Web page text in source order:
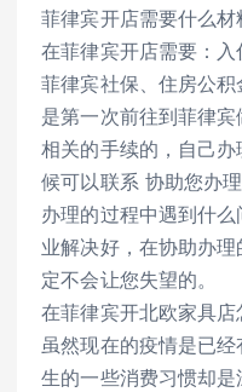
菲律宾开店需要什么材
在菲律宾开店需要：入
菲律宾社保、住房公
是第一次前往到菲律
相关的手续的，自己
候可以联系 协助您办
办理的过程中遇到什
业解决好，在协助办
定不会让您失望的。
在菲律宾开北欧家具店
虽然现在的疫情是已
生的一些消费习惯却